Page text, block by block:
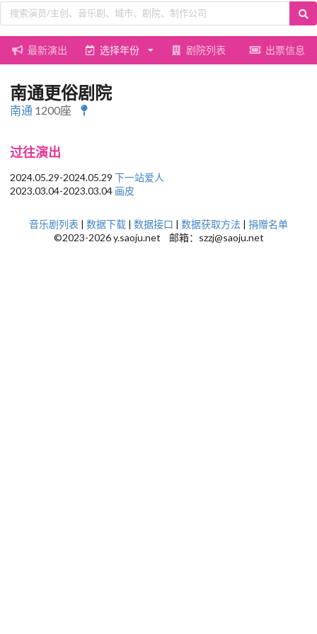
最新演出 选择年份 剧院列表 出票信息
南通更俗剧院
南通 1200座
过往演出
2024.05.29-2024.05.29 下一站爱人
2023.03.04-2023.03.04 画皮
音乐剧列表 | 数据下载 | 数据接口 | 数据获取方法 | 捐赠名单
©2023-2026 y.saoju.net 邮箱：szzj@saoju.net